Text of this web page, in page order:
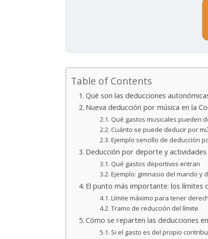
Table of Contents
Qué son las deducciones
Nueva deducción por música en la
Qué gastos musicales pueden
Cuánto se puede deducir por
Ejemplo sencillo de deducción
Deducción por deporte y actividades
Qué gastos deportivos entran
Ejemplo: gimnasio del marido y
El punto más importante: los límites
Límite máximo para tener
Tramo de reducción del límite
Cómo se reparten las deducciones
Si el gasto es del propio